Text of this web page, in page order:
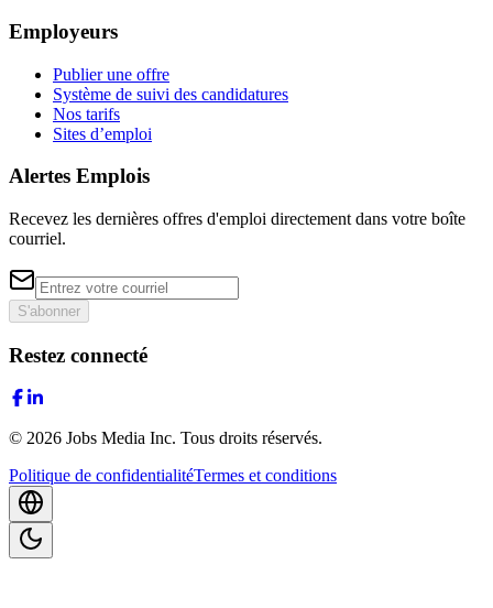
Employeurs
Publier une offre
Système de suivi des candidatures
Nos tarifs
Sites d’emploi
Alertes Emplois
Recevez les dernières offres d'emploi directement dans votre boîte
courriel.
S'abonner
Restez connecté
© 2026 Jobs Media Inc. Tous droits réservés.
Politique de confidentialitéTermes et conditions